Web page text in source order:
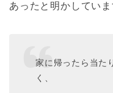
あったと明かしていま
家に帰ったら当た
く、